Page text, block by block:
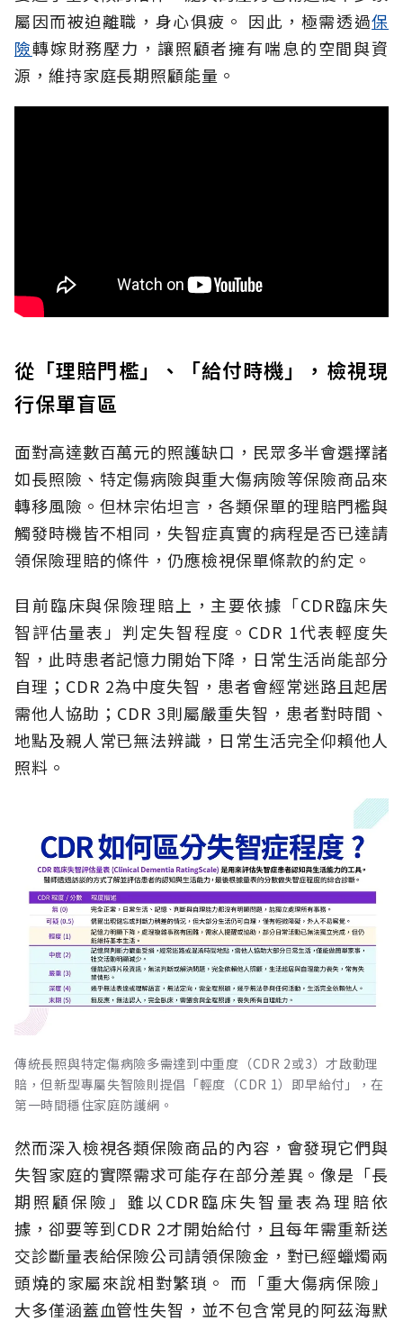
屬因而被迫離職，身心俱疲。 因此，極需透過保
險轉嫁財務壓力，讓照顧者擁有喘息的空間與資
源，維持家庭長期照顧能量。
從「理賠門檻」、「給付時機」，檢視現
行保單盲區
面對高達數百萬元的照護缺口，民眾多半會選擇諸
如長照險、特定傷病險與重大傷病險等保險商品來
轉移風險。但林宗佑坦言，各類保單的理賠門檻與
觸發時機皆不相同，失智症真實的病程是否已達請
領保險理賠的條件，仍應檢視保單條款的約定。
目前臨床與保險理賠上，主要依據「CDR臨床失
智評估量表」判定失智程度。CDR 1代表輕度失
智，此時患者記憶力開始下降，日常生活尚能部分
自理；CDR 2為中度失智，患者會經常迷路且起居
需他人協助；CDR 3則屬嚴重失智，患者對時間、
地點及親人常已無法辨識，日常生活完全仰賴他人
照料。
傳統長照與特定傷病險多需達到中重度（CDR 2或3）才啟動理
賠，但新型專屬失智險則提倡「輕度（CDR 1）即早給付」，在
第一時間穩住家庭防護網。
然而深入檢視各類保險商品的內容，會發現它們與
失智家庭的實際需求可能存在部分差異。像是「長
期照顧保險」雖以CDR臨床失智量表為理賠依
據，卻要等到CDR 2才開始給付，且每年需重新送
交診斷量表給保險公司請領保險金，對已經蠟燭兩
頭燒的家屬來說相對繁瑣。 而「重大傷病保險」
大多僅涵蓋血管性失智，並不包含常見的阿茲海默